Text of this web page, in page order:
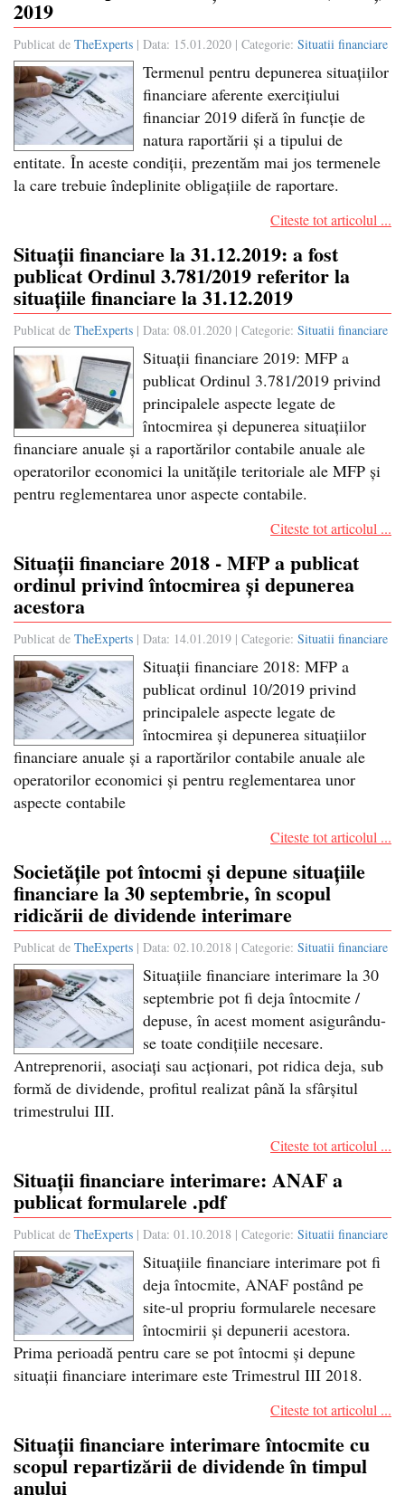
2019
Publicat de TheExperts | Data: 15.01.2020 | Categorie: Situatii financiare
Termenul pentru depunerea situațiilor
financiare aferente exercițiului
financiar 2019 diferă în funcție de
natura raportării și a tipului de
entitate. În aceste condiții, prezentăm mai jos termenele
la care trebuie îndeplinite obligațiile de raportare.
Citeste tot articolul ...
Situații financiare la 31.12.2019: a fost
publicat Ordinul 3.781/2019 referitor la
situațiile financiare la 31.12.2019
Publicat de TheExperts | Data: 08.01.2020 | Categorie: Situatii financiare
Situații financiare 2019: MFP a
publicat Ordinul 3.781/2019 privind
principalele aspecte legate de
întocmirea și depunerea situațiilor
financiare anuale și a raportărilor contabile anuale ale
operatorilor economici la unitățile teritoriale ale MFP și
pentru reglementarea unor aspecte contabile.
Citeste tot articolul ...
Situații financiare 2018 - MFP a publicat
ordinul privind întocmirea și depunerea
acestora
Publicat de TheExperts | Data: 14.01.2019 | Categorie: Situatii financiare
Situații financiare 2018: MFP a
publicat ordinul 10/2019 privind
principalele aspecte legate de
întocmirea și depunerea situațiilor
financiare anuale și a raportărilor contabile anuale ale
operatorilor economici și pentru reglementarea unor
aspecte contabile
Citeste tot articolul ...
Societățile pot întocmi și depune situațiile
financiare la 30 septembrie, în scopul
ridicării de dividende interimare
Publicat de TheExperts | Data: 02.10.2018 | Categorie: Situatii financiare
Situațiile financiare interimare la 30
septembrie pot fi deja întocmite /
depuse, în acest moment asigurându-
se toate condițiile necesare.
Antreprenorii, asociați sau acționari, pot ridica deja, sub
formă de dividende, profitul realizat până la sfârșitul
trimestrului III.
Citeste tot articolul ...
Situații financiare interimare: ANAF a
publicat formularele .pdf
Publicat de TheExperts | Data: 01.10.2018 | Categorie: Situatii financiare
Situațiile financiare interimare pot fi
deja întocmite, ANAF postând pe
site-ul propriu formularele necesare
întocmirii și depunerii acestora.
Prima perioadă pentru care se pot întocmi și depune
situații financiare interimare este Trimestrul III 2018.
Citeste tot articolul ...
Situații financiare interimare întocmite cu
scopul repartizării de dividende în timpul
anului